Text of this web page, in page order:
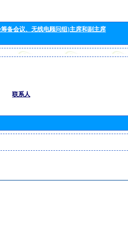
备会议、无线电顾问组)主席和副主席
联系人